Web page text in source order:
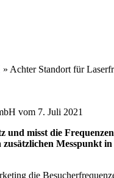
» Achter Standort für
vom 7. Juli 2021
und misst die
die